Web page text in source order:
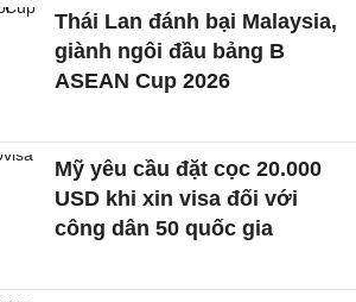
Thái Lan đánh bại Malaysia,
giành ngôi đầu bảng B
ASEAN Cup 2026
Mỹ yêu cầu đặt cọc 20.000
USD khi xin visa đối với
công dân 50 quốc gia